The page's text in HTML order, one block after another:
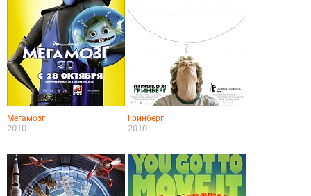
Мегамозг
2010
Гринберг
2010